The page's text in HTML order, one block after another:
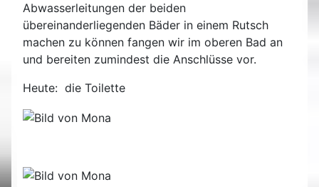
Abwasserleitungen der beiden
übereinanderliegenden Bäder in einem Rutsch
machen zu können fangen wir im oberen Bad an
und bereiten zumindest die Anschlüsse vor.
Heute: die Toilette